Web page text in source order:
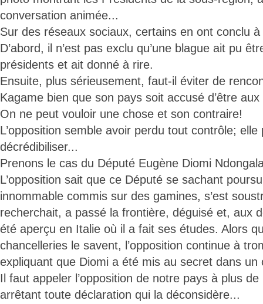
conversation animée...
Sur des réseaux sociaux, certains en ont conclu
D’abord, il n’est pas exclu qu’une blague ait pu
présidents et ait donné à rire.
Ensuite, plus sérieusement, faut-il éviter de
Kagame bien que son pays soit accusé d’être
On ne peut vouloir une chose et son contraire!
L’opposition semble avoir perdu tout contrôle;
décrédibiliser...
Prenons le cas du Député Eugène Diomi
L’opposition sait que ce Député se sachant
innommable commis sur des gamines, s’est
recherchait, a passé la frontière, déguisé et, aux
été aperçu en Italie où il a fait ses études. Alors
chancelleries le savent, l’opposition continue à
expliquant que Diomi a été mis au secret dans un
Il faut appeler l’opposition de notre pays à plus
arrêtant toute déclaration qui la déconsidère...